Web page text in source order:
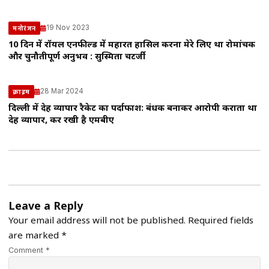
मनोरंजन 19 Nov 2023
10 दिन में रॉयल एनफील्ड में महारत हासिल करना मेरे लिए था रोमांचक
और चुनौतीपूर्ण अनुभव : सुस्मिता चटर्जी
क्राइम 28 Mar 2024
दिल्ली में देह व्यापार रैकेट का पर्दाफाश: बंधक बनाकर आरोपी कराता था
देह व्यापार, कर रखी है एमबीए
Leave a Reply
Your email address will not be published. Required fields
are marked *
Comment *